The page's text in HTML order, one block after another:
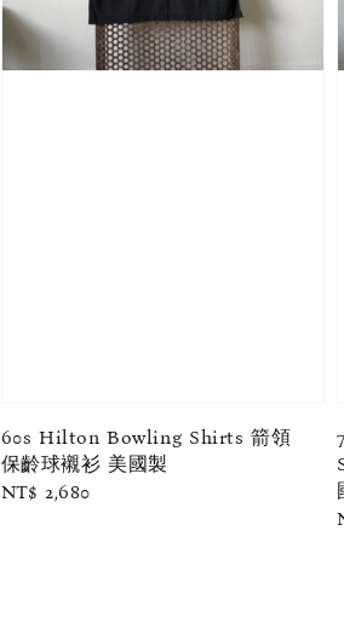
60s Hilton Bowling Shirts 箭領
保齡球襯衫 美國製
Regular
NT$ 2,680